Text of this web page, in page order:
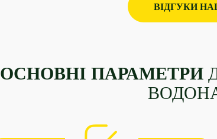
ВІДГУКИ
ОСНОВНІ ПАРАМЕТРИ